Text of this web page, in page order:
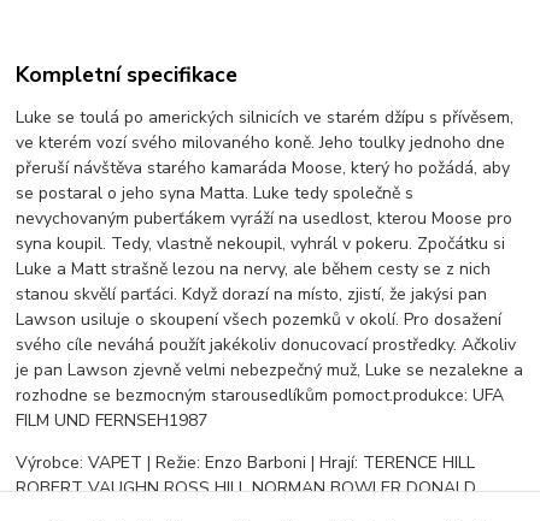
Kompletní specifikace
Luke se toulá po amerických silnicích ve starém džípu s přívěsem,
ve kterém vozí svého milovaného koně. Jeho toulky jednoho dne
přeruší návštěva starého kamaráda Moose, který ho požádá, aby
se postaral o jeho syna Matta. Luke tedy společně s
nevychovaným puberťákem vyráží na usedlost, kterou Moose pro
syna koupil. Tedy, vlastně nekoupil, vyhrál v pokeru. Zpočátku si
Luke a Matt strašně lezou na nervy, ale během cesty se z nich
stanou skvělí parťáci. Když dorazí na místo, zjistí, že jakýsi pan
Lawson usiluje o skoupení všech pozemků v okolí. Pro dosažení
svého cíle neváhá použít jakékoliv donucovací prostředky. Ačkoliv
je pan Lawson zjevně velmi nebezpečný muž, Luke se nezalekne a
rozhodne se bezmocným starousedlíkům pomoct.produkce: UFA
FILM UND FERNSEH1987
Výrobce: VAPET | Režie: Enzo Barboni | Hrají: TERENCE HILL
ROBERT VAUGHN ROSS HILL NORMAN BOWLER DONALD